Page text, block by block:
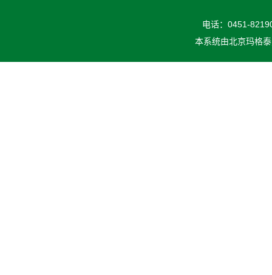
电话：0451-
本系统由北京玛格